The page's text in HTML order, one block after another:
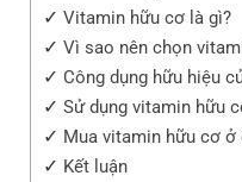
Vitamin hữu cơ là gì?
Vì sao nên chọn
Công dụng hữu hiệu
Sử dụng vitamin hữu
Mua vitamin hữu cơ ở
Kết luận